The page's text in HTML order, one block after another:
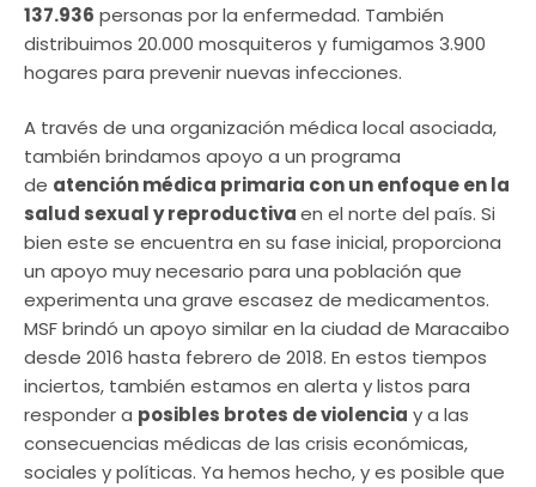
137.936 personas por la enfermedad. También
distribuimos 20.000 mosquiteros y fumigamos 3.900
hogares para prevenir nuevas infecciones.
A través de una organización médica local asociada,
también brindamos apoyo a un programa
de atención médica primaria con un enfoque en la
salud sexual y reproductivaen el norte del país. Si
bien este se encuentra en su fase inicial, proporciona
un apoyo muy necesario para una población que
experimenta una grave escasez de medicamentos.
MSF brindó un apoyo similar en la ciudad de Maracaibo
desde 2016 hasta febrero de 2018. En estos tiempos
inciertos, también estamos en alerta y listos para
responder a posibles brotes de violencia y a las
consecuencias médicas de las crisis económicas,
sociales y políticas. Ya hemos hecho, y es posible que